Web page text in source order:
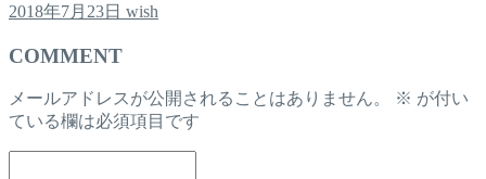
2018年7月23日 wish
COMMENT
メールアドレスが公開されることはありません。 ※ が付い
ている欄は必須項目です